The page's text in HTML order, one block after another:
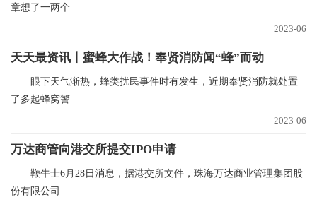
章想了一两个
2023-06
天天最资讯丨蜜蜂大作战！奉贤消防闻“蜂”而动
眼下天气渐热，蜂类扰民事件时有发生，近期奉贤消防就处置
了多起蜂窝警
2023-06
万达商管向港交所提交IPO申请
鞭牛士6月28日消息，据港交所文件，珠海万达商业管理集团股
份有限公司